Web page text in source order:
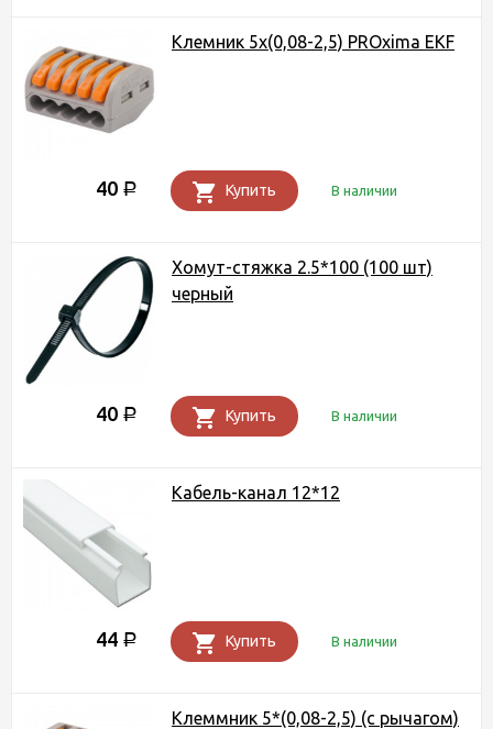
Клемник 5x(0,08-2,5) PROxima EKF
40 Р Купить В наличии
Хомут-стяжка 2.5*100 (100 шт)
черный
40 Р Купить В наличии
Кабель-канал 12*12
44 Р Купить В наличии
Клеммник 5*(0,08-2,5) (с рычагом)